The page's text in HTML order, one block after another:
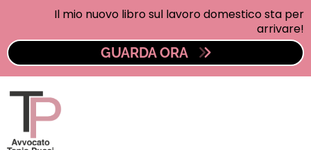
Il mio nuovo libro sul lavoro domestico sta per
arrivare!
GUARDA ORA